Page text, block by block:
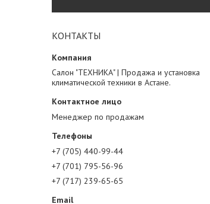
КОНТАКТЫ
Салон "ТЕХНИКА" | Продажа и установка
климатической техники в Астане.
Менеджер по продажам
+7 (705) 440-99-44
+7 (701) 795-56-96
+7 (717) 239-65-65